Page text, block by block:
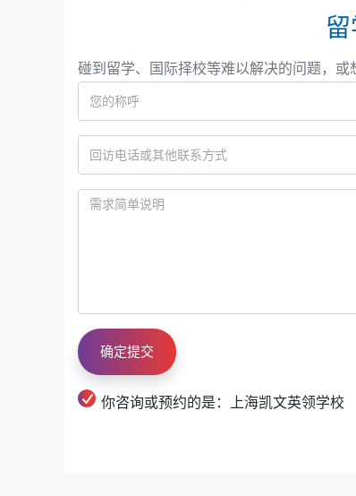
A-Level方向历届优秀毕业生：
21人被牛津大学、剑桥大学录取
QS 7 英国帝国理工(37人)
碰到留学、国际择校等难以解决的问题，或
你咨询或预约的是：上海凯文英领学校